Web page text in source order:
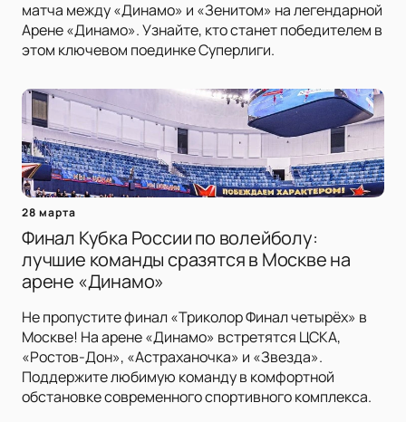
матча между «Динамо» и «Зенитом» на легендарной
Арене «Динамо». Узнайте, кто станет победителем в
этом ключевом поединке Суперлиги.
28 марта
Финал Кубка России по волейболу:
лучшие команды сразятся в Москве на
арене «Динамо»
Не пропустите финал «Триколор Финал четырёх» в
Москве! На арене «Динамо» встретятся ЦСКА,
«Ростов-Дон», «Астраханочка» и «Звезда».
Поддержите любимую команду в комфортной
обстановке современного спортивного комплекса.